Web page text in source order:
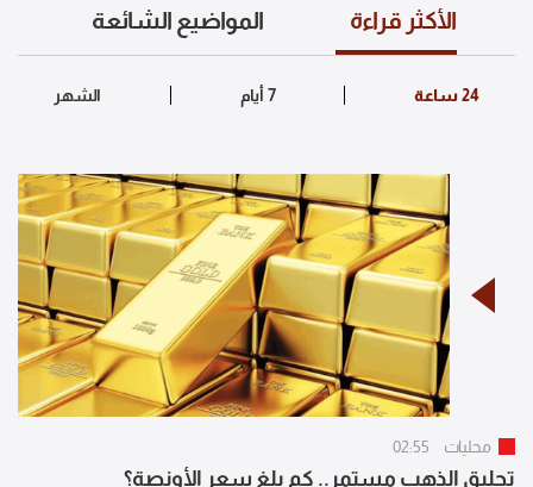
الأكثر قراءة المواضيع الشائعة
محليات 02:55
تحليق الذهب مستمر.. كم بلغ سعر الأونصة؟